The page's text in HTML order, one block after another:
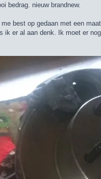
bedrag. nieuw brandnew.
best op gedaan met een
er al aan denk. Ik moet er